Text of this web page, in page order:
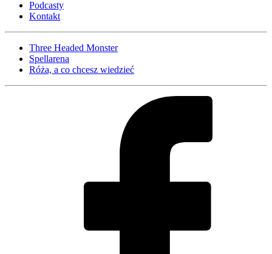
Podcasty
Kontakt
Three Headed Monster
Spellarena
Róża, a co chcesz wiedzieć